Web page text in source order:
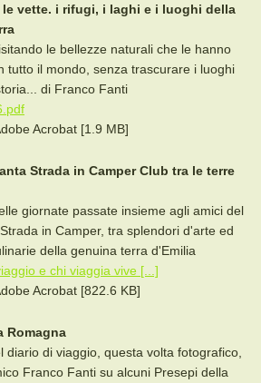
vette. i rifugi, i laghi e i luoghi della
le bellezze naturali che le hanno
tutto il mondo, senza trascurare i luoghi
di Franco Fanti
Acrobat [1.9 MB]
Strada in Camper Club tra le terre
giornate passate insieme agli amici del
in Camper, tra splendori d'arte ed
della genuina terra d'Emilia
e chi viaggia vive [...]
Acrobat [822.6 KB]
Romagna
diario di viaggio, questa volta fotografico,
Franco Fanti su alcuni Presepi della